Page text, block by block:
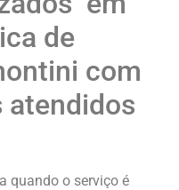
de
com
atendidos
quando o serviço é